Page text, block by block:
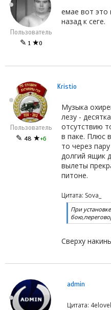
Пользователь
✎ 1 ★0
емае вот это
назад к сеге.
Пользователь
✎ 48 ★+6
Kristio
Музыка
лезу -
отсутствию
в паке. Плюс
то через
долгий ящик
вылеты
питоне.
Цитата: Sova_
При
Сверху
admin
Цитата: